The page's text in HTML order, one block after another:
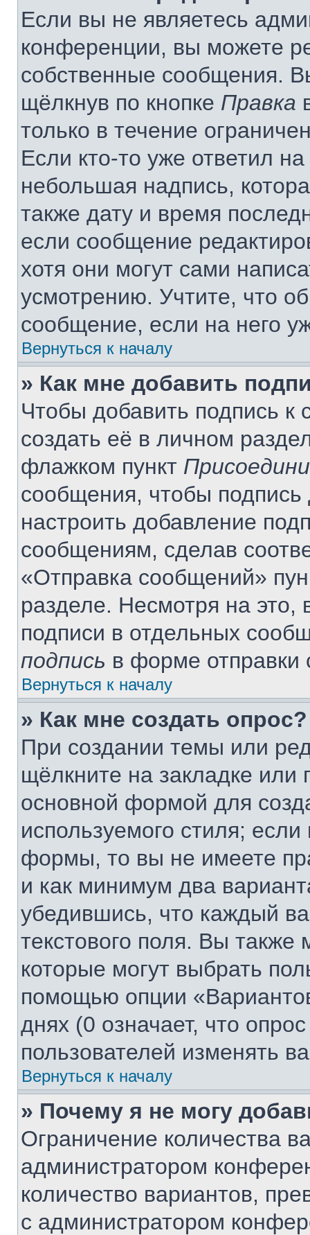
Если вы не являетесь
конференции, вы можете
собственные сообщения.
щёлкнув по кнопке Правка
только в течение
Если кто-то уже ответил
небольшая надпись,
также дату и время
если сообщение
хотя они могут сами
усмотрению. Учтите, что
сообщение, если на него
Вернуться к началу
» Как мне добавить
Чтобы добавить подпись
создать её в личном
флажком пункт
сообщения, чтобы
настроить добавление
сообщениям, сделав
«Отправка сообщений»
разделе. Несмотря на
подписи в отдельных
подпись в форме отправки
Вернуться к началу
» Как мне создать опрос?
При создании темы или
щёлкните на закладке
основной формой для
используемого стиля;
формы, то вы не имеете
и как минимум два
убедившись, что каждый
текстового поля. Вы также
которые могут выбрать
помощью опции
днях (0 означает, что
пользователей изменять
Вернуться к началу
» Почему я не могу
Ограничение количества
администратором
количество вариантов,
с администратором